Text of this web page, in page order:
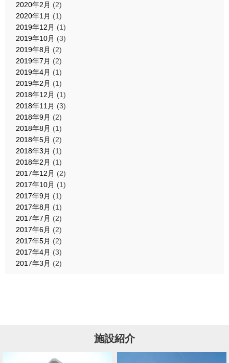
2020年2月 (2)
2020年1月 (1)
2019年12月 (1)
2019年10月 (3)
2019年8月 (2)
2019年7月 (2)
2019年4月 (1)
2019年2月 (1)
2018年12月 (1)
2018年11月 (3)
2018年9月 (2)
2018年8月 (1)
2018年5月 (2)
2018年3月 (1)
2018年2月 (1)
2017年12月 (2)
2017年10月 (1)
2017年9月 (1)
2017年8月 (1)
2017年7月 (2)
2017年6月 (2)
2017年5月 (2)
2017年4月 (3)
2017年3月 (2)
施設紹介